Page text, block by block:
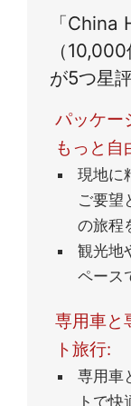
「China
（
が5つ星評
パッケー
もっと⾃
現地に
ご要望
の旅程
観光地
ペース
専用車と
ト旅行:
専用車
トで快